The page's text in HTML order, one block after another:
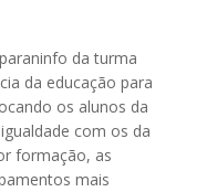
da turma
da educação para
os alunos da
com os da
formação, as
mais